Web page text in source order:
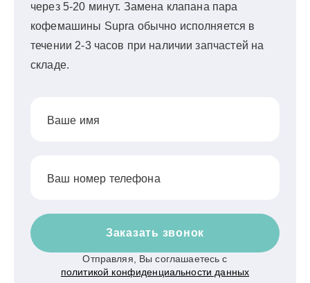
через 5-20 минут. Замена клапана пара
кофемашины Supra обычно исполняется в
течении 2-3 часов при наличии запчастей на
складе.
Ваше имя
Ваш номер телефона
Заказать звонок
Отправляя, Вы соглашаетесь с
политикой конфиденциальности данных